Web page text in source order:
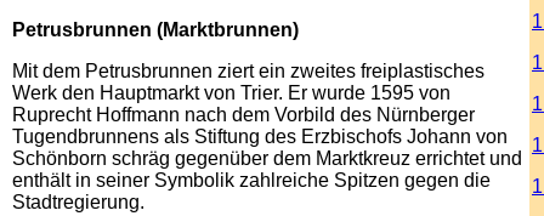
Petrusbrunnen (Marktbrunnen)
Mit dem Petrusbrunnen ziert ein zweites freiplastisches
Werk den Hauptmarkt von Trier. Er wurde 1595 von
Ruprecht Hoffmann nach dem Vorbild des Nürnberger
Tugendbrunnens als Stiftung des Erzbischofs Johann von
Schönborn schräg gegenüber dem Marktkreuz errichtet und
enthält in seiner Symbolik zahlreiche Spitzen gegen die
Stadtregierung.